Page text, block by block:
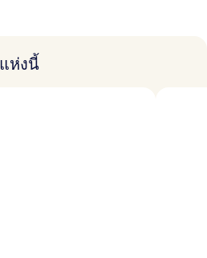
ห่งนี้